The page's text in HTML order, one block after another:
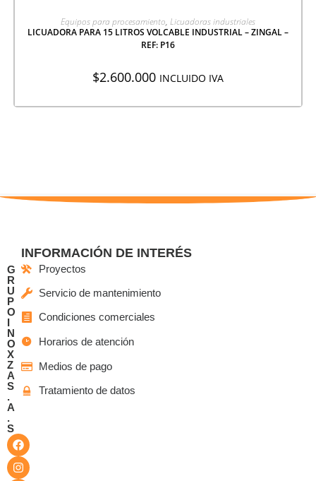
AGREGAR A COTIZACIÓN
Equipos para procesamiento, Licuadoras industriales
LICUADORA PARA 15 LITROS VOLCABLE INDUSTRIAL – ZINGAL –
REF: P16
$2.600.000 INCLUIDO IVA
G
R
U
P
O
I
N
O
X
Z
A
S
.
A
.
S
INFORMACIÓN DE INTERÉS
Proyectos
Servicio de mantenimiento
Condiciones comerciales
Horarios de atención
Medios de pago
Tratamiento de datos